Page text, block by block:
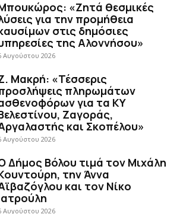
«Ζητά θεσμικές
για την προμήθεια
στις δημόσιες
της Αλοννήσου»
Αυγούστου 2026
Μακρή: «Τέσσερις
πληρωμάτων
για τα ΚΥ
Ζαγοράς,
και Σκοπέλου»
Αυγούστου 2026
Δήμος Βόλου τιμά τον Μιχάλη
την Άννα
και τον Νίκο
Αυγούστου 2026